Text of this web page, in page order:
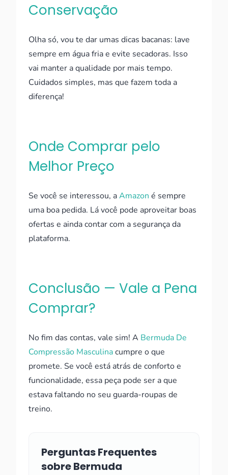
Conservação
Olha só, vou te dar umas dicas bacanas: lave
sempre em água fria e evite secadoras. Isso
vai manter a qualidade por mais tempo.
Cuidados simples, mas que fazem toda a
diferença!
Onde Comprar pelo
Melhor Preço
Se você se interessou, aAmazon é sempre
uma boa pedida. Lá você pode aproveitar boas
ofertas e ainda contar com a segurança da
plataforma.
Conclusão — Vale a Pena
Comprar?
No fim das contas, vale sim! A Bermuda De
Compressão Masculinacumpre o que
promete. Se você está atrás de conforto e
funcionalidade, essa peça pode ser a que
estava faltando no seu guarda-roupas de
treino.
Perguntas Frequentes
sobre Bermuda